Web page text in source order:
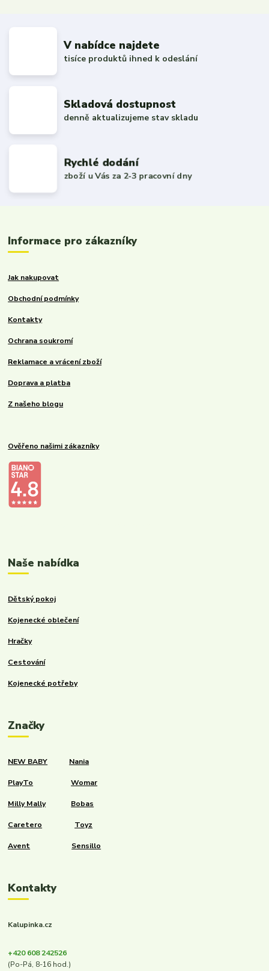
V nabídce najdete
tisíce produktů ihned k odeslání
Skladová dostupnost
denně aktualizujeme stav skladu
Rychlé dodání
zboží u Vás za 2-3 pracovní dny
Informace pro zákazníky
Jak nakupovat
Obchodní podmínky
Kontakty
Ochrana soukromí
Reklamace a vrácení zboží
Doprava a platba
Z našeho blogu
Ověřeno našimi zákazníky
Naše nabídka
Dětský pokoj
Kojenecké oblečení
Hračky
Cestování
Kojenecké potřeby
Značky
NEW BABY Nania
PlayTo Womar
Milly Mally Bobas
Caretero Toyz
Avent Sensillo
Kontakty
Kalupinka.cz
+420 608 242526
(Po-Pá, 8-16 hod.)